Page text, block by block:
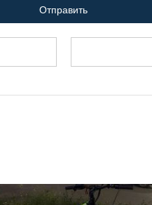
Отправить